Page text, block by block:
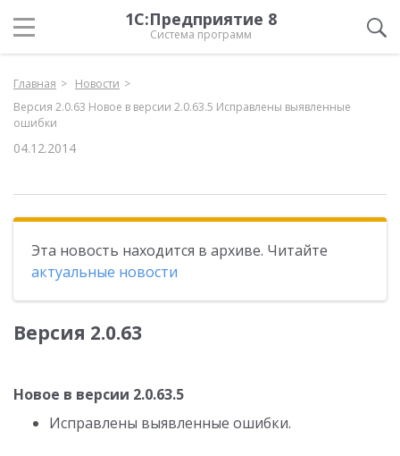
1С:Предприятие 8
Система программ
Главная
Новости
Версия 2.0.63 Новое в версии 2.0.63.5 Исправлены выявленные
ошибки
04.12.2014
Эта новость находится в архиве. Читайте
актуальные новости
Версия 2.0.63
Новое в версии 2.0.63.5
Исправлены выявленные ошибки.